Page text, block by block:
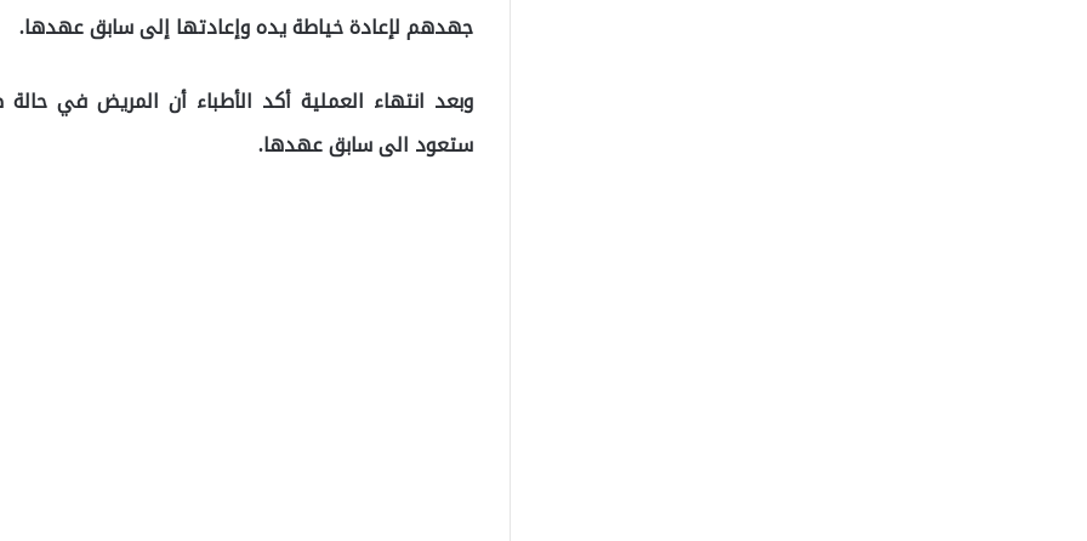
جهدهم لإعادة خياطة يده وإعادتها إلى سابق عهدها.
وبعد انتهاء العملية أكد الأطباء أن المريض في
ستعود الى سابق عهدها.